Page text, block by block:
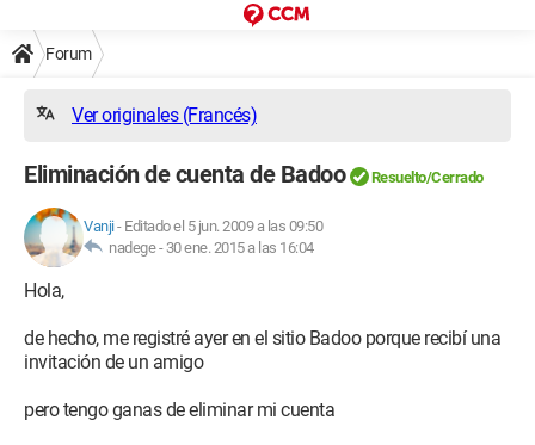
Forum
Ver originales (Francés)
Eliminación de cuenta de Badoo Resuelto/Cerrado
Vanji- Editado el 5 jun. 2009 a las 09:50
nadege - 30 ene. 2015 a las 16:04
Hola,
de hecho, me registré ayer en el sitio Badoo porque recibí una
invitación de un amigo
pero tengo ganas de eliminar mi cuenta